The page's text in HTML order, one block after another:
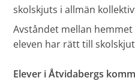
skolskjuts i allmän
Avståndet mellan
eleven har rätt till
Elever i Åtvidabergs